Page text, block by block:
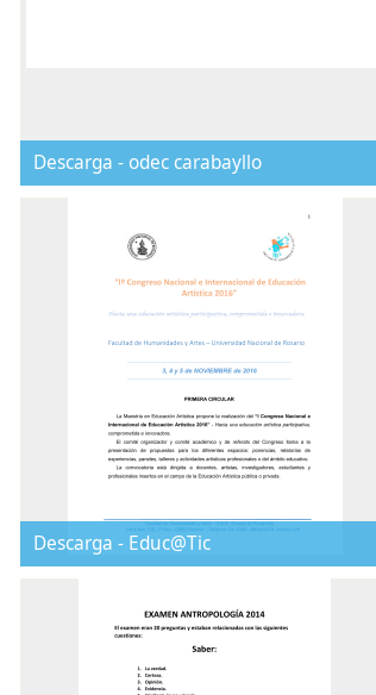
Descarga - odec carabayllo
Descarga - Educ@Tic